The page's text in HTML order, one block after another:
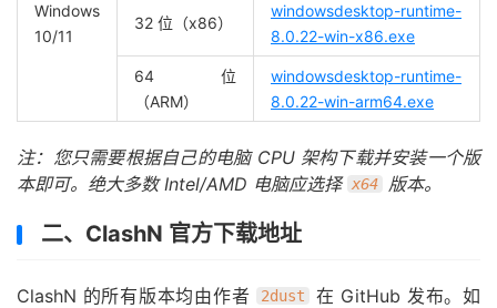
Windows
10/11
32 位（x86）
windowsdesktop-runtime-
8.0.22-win-x86.exe
64 位
（ARM）
windowsdesktop-runtime-
8.0.22-win-arm64.exe
注：您只需要根据自己的电脑 CPU 架构下载并安装一个版
本即可。绝大多数 Intel/AMD 电脑应选择 x64 版本。
二、ClashN 官方下载地址
ClashN 的所有版本均由作者 2dust
在 GitHub 发布。如